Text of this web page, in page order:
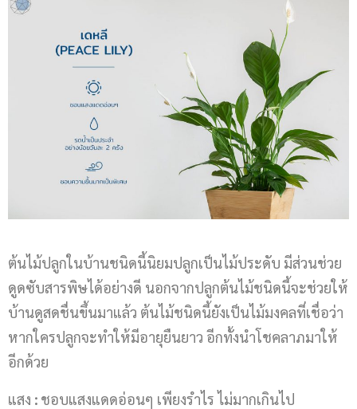
ต้นไม้ปลูกในบ้านชนิดนี้นิยมปลูกเป็นไม้ประดับ มีส่วนช่วย
ดูดซับสารพิษได้อย่างดี นอกจากปลูกต้นไม้ชนิดนี้จะช่วยให้
บ้านดูสดชื่นขึ้นมาแล้ว ต้นไม้ชนิดนี้ยังเป็นไม้มงคลที่เชื่อว่า
หากใครปลูกจะทำให้มีอายุยืนยาว อีกทั้งนำโชคลาภมาให้
อีกด้วย
แสง : ชอบแสงแดดอ่อนๆ เพียงรำไร ไม่มากเกินไป